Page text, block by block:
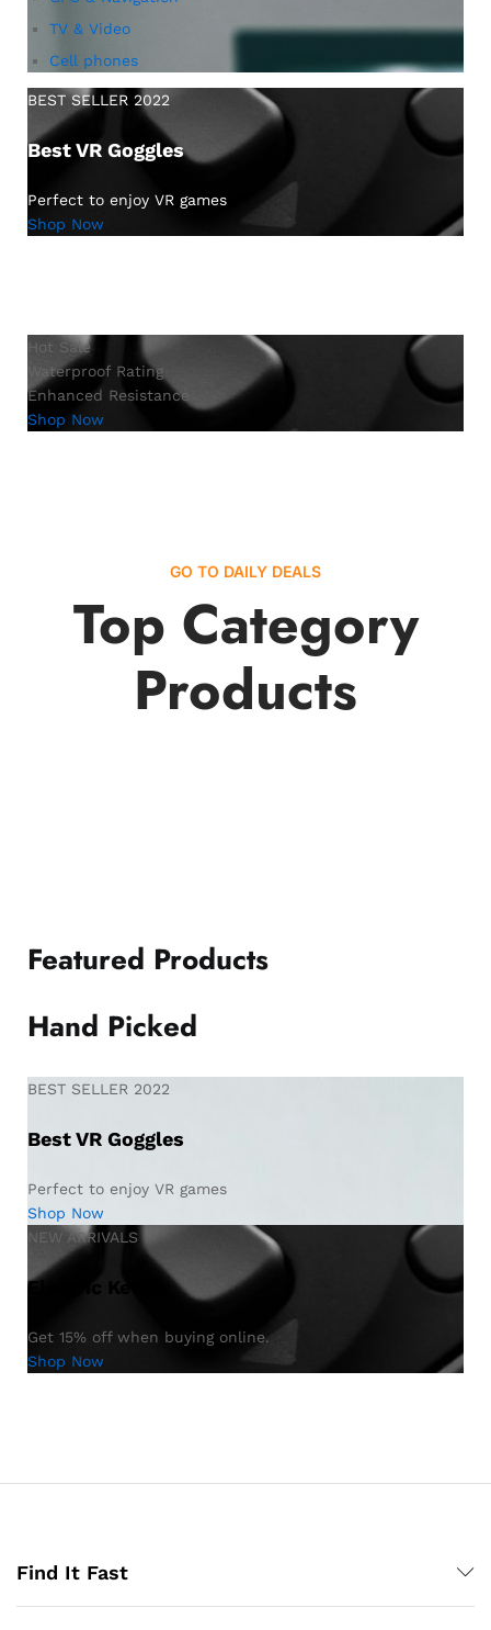
TV & Video
Cell phones
BEST SELLER 2022
Best VR Goggles
Perfect to enjoy VR games
Shop Now
Hot Sale
Waterproof Rating
Enhanced Resistance
Shop Now
GO TO DAILY DEALS
Top Category
Products
Featured Products
Hand Picked
BEST SELLER 2022
Best VR Goggles
Perfect to enjoy VR games
Shop Now
NEW ARRIVALS
Electric Kettle
Get 15% off when buying online.
Shop Now
Find It Fast